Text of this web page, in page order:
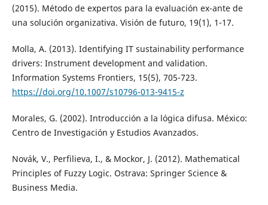
(2015). Método de expertos para la evaluación ex-ante de
una solución organizativa. Visión de futuro, 19(1), 1-17.
Molla, A. (2013). Identifying IT sustainability performance
drivers: Instrument development and validation.
Information Systems Frontiers, 15(5), 705-723.
https://doi.org/10.1007/s10796-013-9415-z
Morales, G. (2002). Introducción a la lógica difusa. México:
Centro de Investigación y Estudios Avanzados.
Novák, V., Perfilieva, I., & Mockor, J. (2012). Mathematical
Principles of Fuzzy Logic. Ostrava: Springer Science &
Business Media.